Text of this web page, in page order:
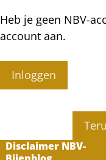
Heb je geen NBV-
account aan.
Inloggen
Disclaimer NBV-